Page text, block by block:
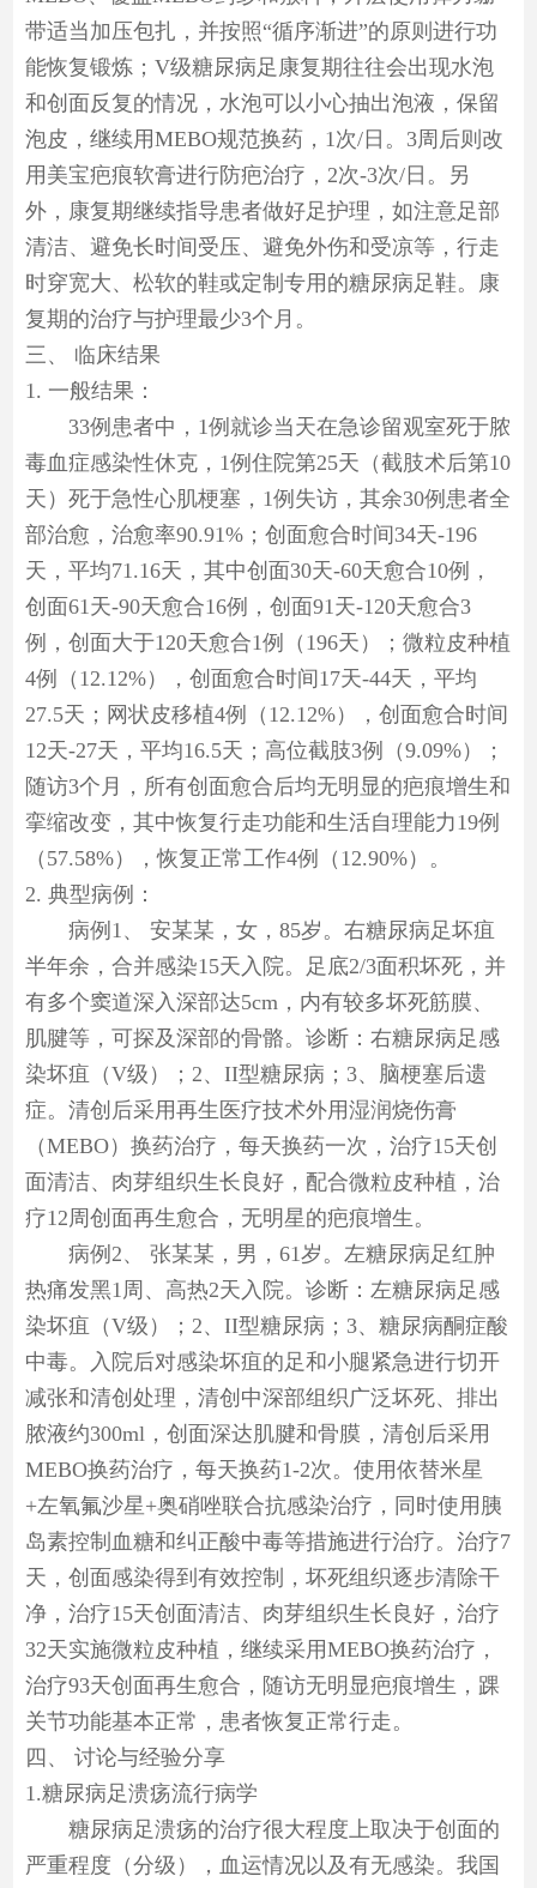
带适当加压包扎，并按照“循序渐进”的原则进行功
能恢复锻炼；V级糖尿病足康复期往往会出现水泡
和创面反复的情况，水泡可以小心抽出泡液，保留
泡皮，继续用MEBO规范换药，1次/日。3周后则改
用美宝疤痕软膏进行防疤治疗，2次-3次/日。另
外，康复期继续指导患者做好足护理，如注意足部
清洁、避免长时间受压、避免外伤和受凉等，行走
时穿宽大、松软的鞋或定制专用的糖尿病足鞋。康
复期的治疗与护理最少3个月。
三、
临床结果
1. 一般结果：
33例患者中，1例就诊当天在急诊留观室死于脓
毒血症感染性休克，1例住院第25天（截肢术后第10
天）死于急性心肌梗塞，1例失访，其余30例患者全
部治愈，治愈率90.91%；创面愈合时间34天-196
天，平均71.16天，其中创面30天-60天愈合10例，
创面61天-90天愈合16例，创面91天-120天愈合3
例，创面大于120天愈合1例（196天）；微粒皮种植
4例（12.12%），创面愈合时间17天-44天，平均
27.5天；网状皮移植4例（12.12%），创面愈合时间
12天-27天，平均16.5天；高位截肢3例（9.09%）；
随访3个月，所有创面愈合后均无明显的疤痕增生和
挛缩改变，其中恢复行走功能和生活自理能力19例
（57.58%），恢复正常工作4例（12.90%）。
2. 典型病例：
病例1、 安某某，女，85岁。右糖尿病足坏疽
半年余，合并感染15天入院。足底2/3面积坏死，并
有多个窦道深入深部达5cm，内有较多坏死筋膜、
肌腱等，可探及深部的骨骼。诊断：右糖尿病足感
染坏疽（V级）；2、II型糖尿病；3、脑梗塞后遗
症。清创后采用再生医疗技术外用湿润烧伤膏
（MEBO）换药治疗，每天换药一次，治疗15天创
面清洁、肉芽组织生长良好，配合微粒皮种植，治
疗12周创面再生愈合，无明星的疤痕增生。
病例2、 张某某，男，61岁。左糖尿病足红肿
热痛发黑1周、高热2天入院。诊断：左糖尿病足感
染坏疽（V级）；2、II型糖尿病；3、糖尿病酮症酸
中毒。入院后对感染坏疽的足和小腿紧急进行切开
减张和清创处理，清创中深部组织广泛坏死、排出
脓液约300ml，创面深达肌腱和骨膜，清创后采用
MEBO换药治疗，每天换药1-2次。使用依替米星
+左氧氟沙星+奥硝唑联合抗感染治疗，同时使用胰
岛素控制血糖和纠正酸中毒等措施进行治疗。治疗7
天，创面感染得到有效控制，坏死组织逐步清除干
净，治疗15天创面清洁、肉芽组织生长良好，治疗
32天实施微粒皮种植，继续采用MEBO换药治疗，
治疗93天创面再生愈合，随访无明显疤痕增生，踝
关节功能基本正常，患者恢复正常行走。
四、
讨论与经验分享
1.糖尿病足溃疡流行病学
糖尿病足溃疡的治疗很大程度上取决于创面的
严重程度（分级），血运情况以及有无感染。我国